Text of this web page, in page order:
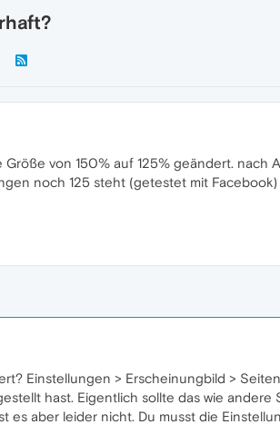
von 150% auf 125% geändert.
noch 125 steht (getestet mit Facebook)
Einstellungen > Erscheinungbild >
hast. Eigentlich sollte das wie
es aber leider nicht. Du musst die